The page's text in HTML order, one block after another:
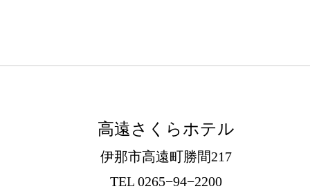
高遠さくらホテル
伊那市高遠町勝間217
TEL 0265−94−2200